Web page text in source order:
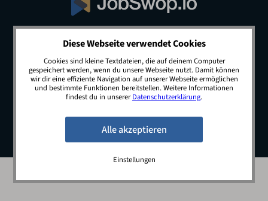
© 2026 JobSwop.io · All rights reserved.
Blog Jobs Newsletter
Kontakt
Preise
Impressum Datenschutz
Diese Webseite verwendet Cookies
Cookies sind kleine Textdateien, die auf deinem Computer
gespeichert werden, wenn du unsere Webseite nutzt. Damit können
wir dir eine effiziente Navigation auf unserer Webseite ermöglichen
und bestimmte Funktionen bereitstellen. Weitere Informationen
findest du in unsererDatenschutzerklärung.
Einstellungen